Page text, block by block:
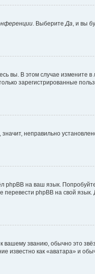
. Выберите Да , и вы
вы. В этом случае измените
зарегистрированные
неправильно
phpBB на ваш язык.
перевести phpBB на свой
званию, обычно это
как «аватара» и